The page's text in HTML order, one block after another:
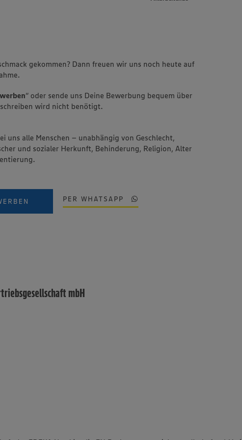
gekommen? Dann freuen wir uns noch heute auf
“ oder sende uns Deine Bewerbung bequem über
wird nicht benötigt.
uns alle Menschen – unabhängig von Geschlecht,
und sozialer Herkunft, Behinderung, Religion, Alter
PER WHATSAPP
mbH